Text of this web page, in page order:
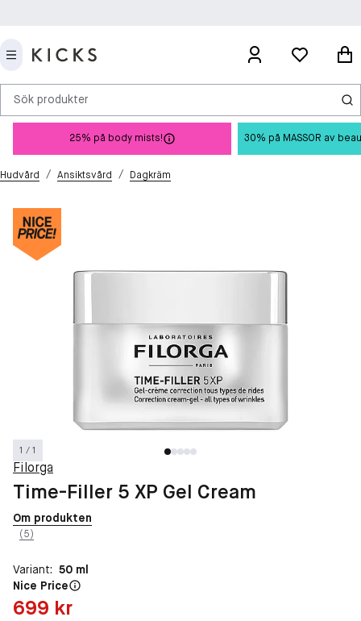
Sök produkter
25% på body mists! 30% på MASSOR av
Hudvård / Ansiktsvård / Dagkräm
1 / 1
Filorga
Time-Filler 5 XP Gel Cream
Om produkten
(5)
Variant: 50 ml
Nice Price
Pris: 699 kr
699 kr